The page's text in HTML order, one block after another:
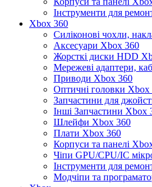
Інструменти для
Xbox 360
Силіконові чохли,
Аксесуари Xbox 360
Жорсткі диски HDD
Мережеві адаптери,
Приводи Xbox 360
Оптичні головки Xbox
Запчастини для
Інші Запчастини Xbox
Шлейфи Xbox 360
Плати Xbox 360
Корпуси та панелі
Чіпи GPU/CPU/IC
Інструменти для
Модчіпи та